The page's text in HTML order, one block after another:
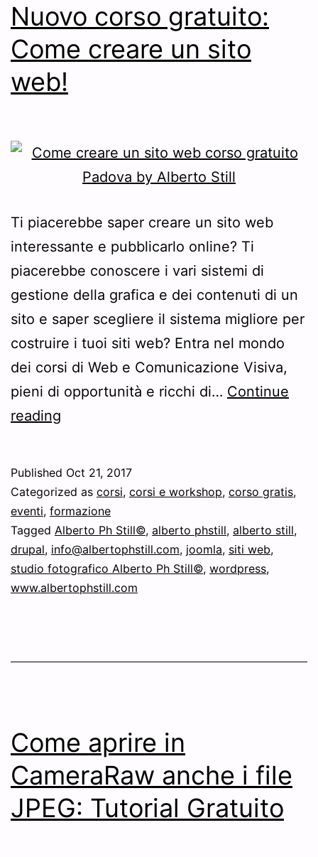
Nuovo corso gratuito:
Come creare un sito
web!
Ti piacerebbe saper creare un sito web
interessante e pubblicarlo online? Ti
piacerebbe conoscere i vari sistemi di
gestione della grafica e dei contenuti di un
sito e saper scegliere il sistema migliore per
costruire i tuoi siti web? Entra nel mondo
dei corsi di Web e Comunicazione Visiva,
pieni di opportunità e ricchi di… Continue
reading
Come
creare
un
sito
web!
Published Oct 21, 2017
Categorized as corsi, corsi e workshop, corso gratis,
eventi, formazione
Tagged Alberto Ph Still©, alberto phstill, alberto still,
drupal, info@albertophstill.com, joomla, siti web,
studio fotografico Alberto Ph Still©, wordpress,
www.albertophstill.com
Come aprire in
CameraRaw anche i file
JPEG: Tutorial Gratuito